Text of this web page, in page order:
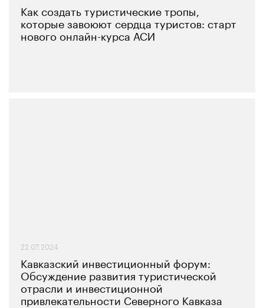
Как создать туристические тропы,
которые завоюют сердца туристов: старт
нового онлайн-курса АСИ
22.07.2024
Кавказский инвестиционный форум:
Обсуждение развития туристической
отрасли и инвестиционной
привлекательности Северного Кавказа